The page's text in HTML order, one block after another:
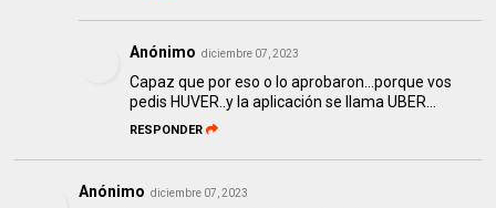
Anónimo diciembre 07, 2023
Capaz que por eso o lo aprobaron...porque vos
pedis HUVER..y la aplicación se llama UBER...
RESPONDER
Anónimo diciembre 07, 2023